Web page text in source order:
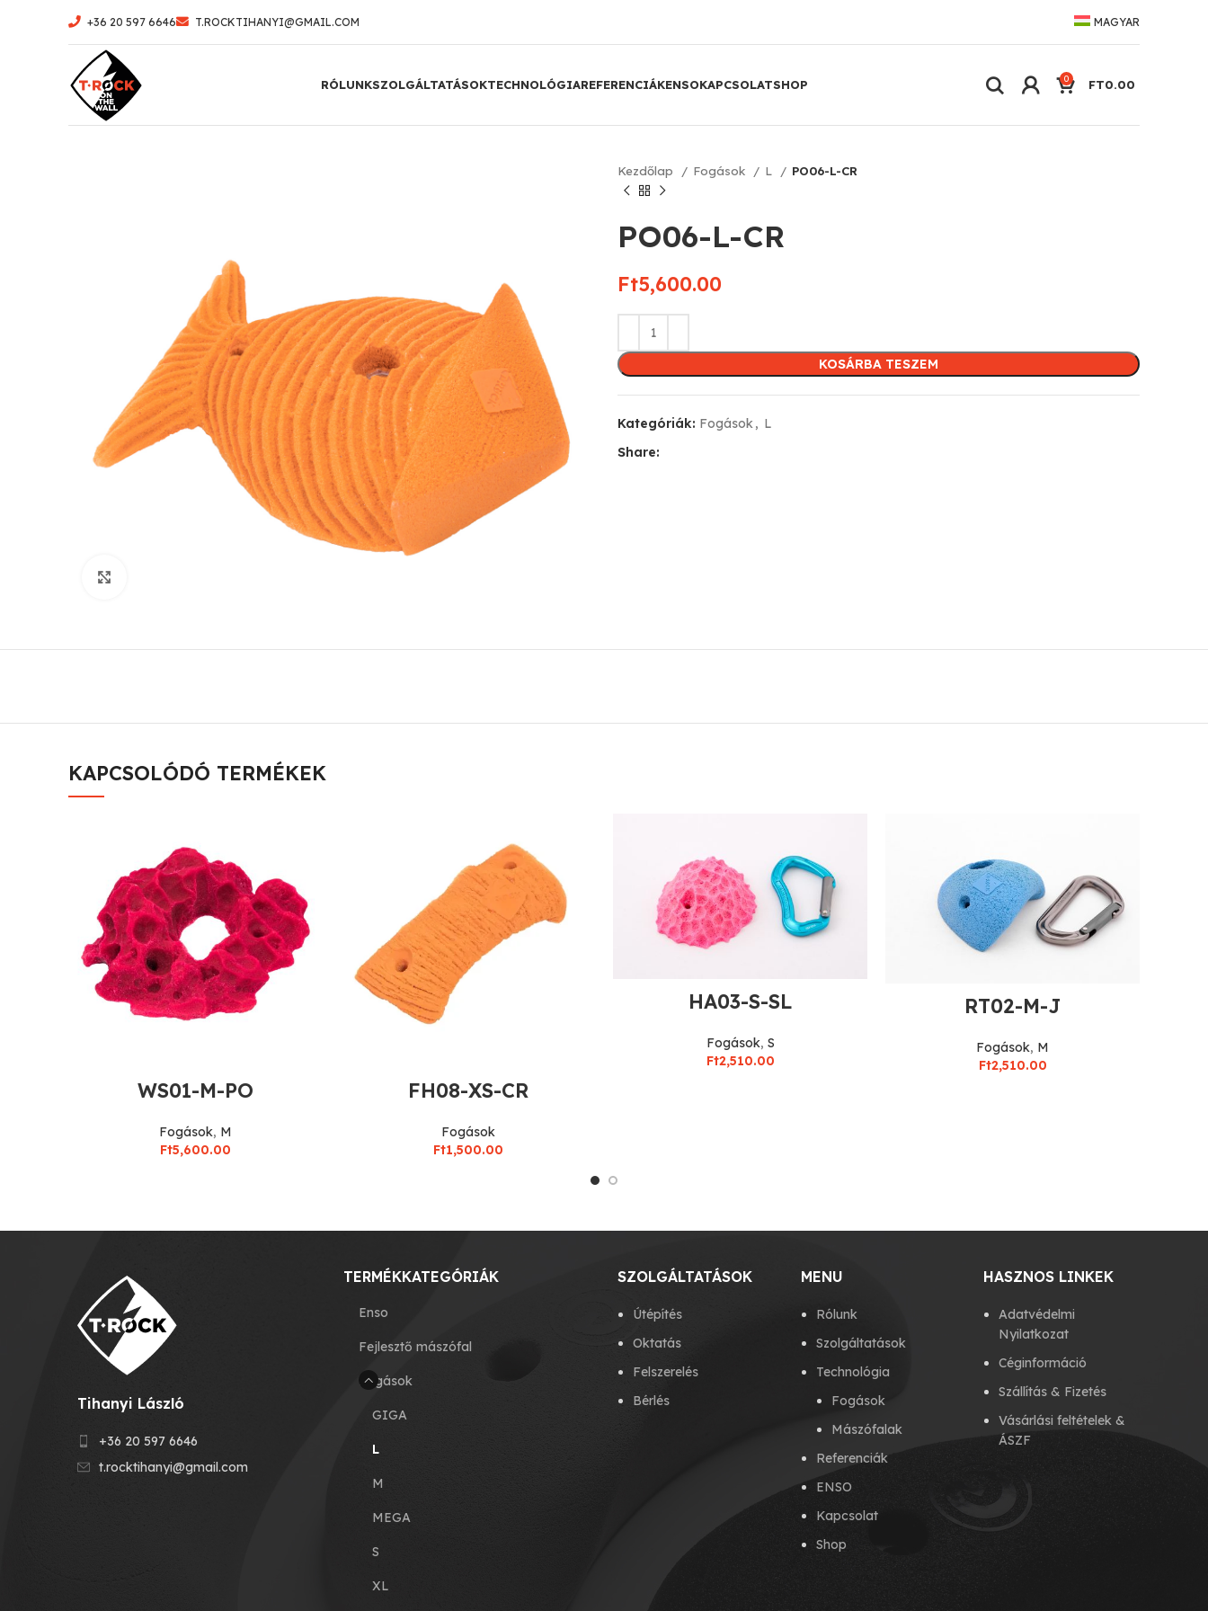
+36 20 597 6646 T.ROCKTIHANYI@GMAIL.COM MAGYAR
RÓLUNKSZOLGÁLTATÁSOKTECHNOLÓGIAREFERENCIÁKENSOKAPCSOLATSHOP 0 FT0.00
Kezdőlap Fogások L PO06-L-CR
PO06-L-CR
Ft5,600.00
KOSÁRBA TESZEM
Kategóriák: Fogások, L
Share:
KAPCSOLÓDÓ TERMÉKEK
WS01-M-PO
Fogások, M
Ft5,600.00
FH08-XS-CR
Fogások
Ft1,500.00
HA03-S-SL
Fogások, S
Ft2,510.00
RT02-M-J
Fogások, M
Ft2,510.00
Tihanyi László
+36 20 597 6646
t.rocktihanyi@gmail.com
TERMÉKKATEGÓRIÁK
Enso
Fejlesztő mászófal
Fogások
GIGA
L
M
MEGA
S
XL
SZOLGÁLTATÁSOK
Útépítés
Oktatás
Felszerelés
Bérlés
MENU
Rólunk
Szolgáltatások
Technológia
Fogások
Mászófalak
Referenciák
ENSO
Kapcsolat
Shop
HASZNOS LINKEK
Adatvédelmi
Nyilatkozat
Céginformáció
Szállítás & Fizetés
Vásárlási feltételek &
ÁSZF